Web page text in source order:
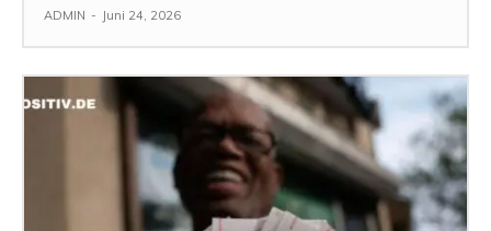
ADMIN - Juni 24, 2026